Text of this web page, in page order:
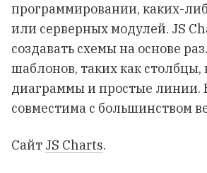
программировании, каких-
или серверных модулей. JS
создавать схемы на основе
шаблонов, таких как столбцы,
диаграммы и простые линии.
совместима с большинством
Сайт JS Charts.